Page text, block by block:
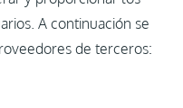
A continuación se
de terceros: